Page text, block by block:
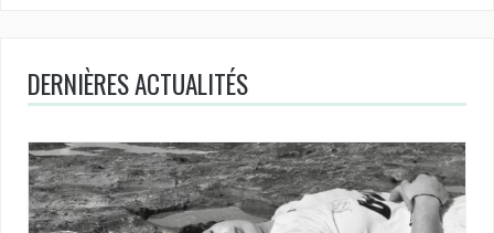
DERNIÈRES ACTUALITÉS